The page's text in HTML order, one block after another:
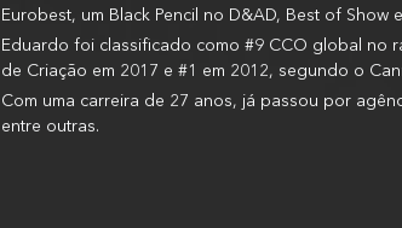
Eurobest, um Black Pencil no D&AD, Best of
Eduardo foi classificado como #9 CCO global no
de Criação em 2017 e #1 em 2012, segundo o
Com uma carreira de 27 anos, já passou por
entre outras.